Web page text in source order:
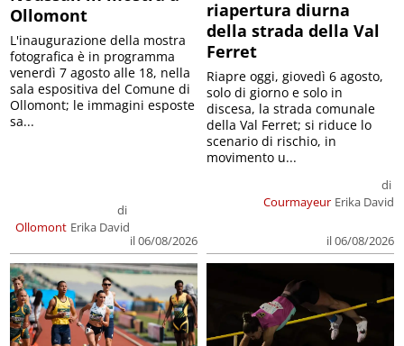
Ollomont
Ollomont
di
Erika David
il 06/08/2026
L'inaugurazione della mostra
fotografica è in programma
venerdì 7 agosto alle 18, nella
sala espositiva del Comune di
Ollomont; le immagini esposte
sa...
riapertura diurna
della strada della Val
Ferret
Courmayeur
di
Erika David
il 06/08/2026
Riapre oggi, giovedì 6 agosto,
solo di giorno e solo in
discesa, la strada comunale
della Val Ferret; si riduce lo
scenario di rischio, in
movimento u...